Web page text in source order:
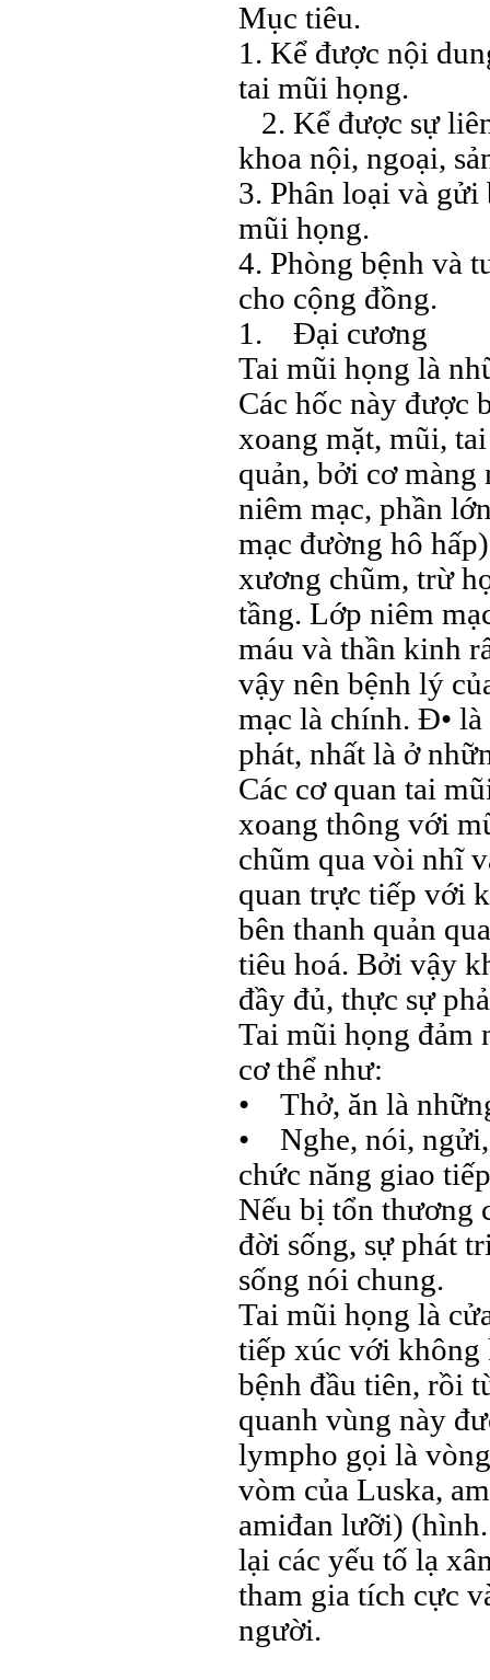
Mục tiêu.
1. Kể được nội
tai mũi họng.
2. Kể được sự
khoa nội, ngoại,
3. Phân loại và gửi
mũi họng.
4. Phòng bệnh và
cho cộng đồng.
1. Đại cương
Tai mũi họng là
Các hốc này được
xoang mặt, mũi,
quản, bởi cơ
niêm mạc, phần
mạc đường hô
xương chũm, trừ
tầng. Lớp niêm
máu và thần kinh
vậy nên bệnh lý
mạc là chính. Đ•
phát, nhất là ở
Các cơ quan tai
xoang thông với
chũm qua vòi nhĩ
quan trực tiếp với
bên thanh quản
tiêu hoá. Bởi vậy
đầy đủ, thực sự
Tai mũi họng đảm
cơ thể như:
• Thở, ăn là
• Nghe, nói, ngửi,
chức năng giao
Nếu bị tổn thương
đời sống, sự phát
sống nói chung.
Tai mũi họng là
tiếp xúc với không
bệnh đầu tiên, rồi
quanh vùng này
lympho gọi là
vòm của Luska,
amiđan lưỡi)
lại các yếu tố lạ
tham gia tích cực
người.